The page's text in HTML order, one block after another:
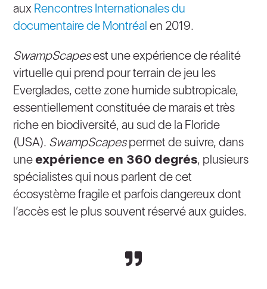
aux Rencontres Internationales du
documentaire de Montréal en 2019.
SwampScapesest une expérience de réalité
virtuelle qui prend pour terrain de jeu les
Everglades, cette zone humide subtropicale,
essentiellement constituée de marais et très
riche en biodiversité, au sud de la Floride
(USA). SwampScapespermet de suivre, dans
uneexpérience en 360 degrés, plusieurs
spécialistes qui nous parlent de cet
écosystème fragile et parfois dangereux dont
l’accès est le plus souvent réservé aux guides.